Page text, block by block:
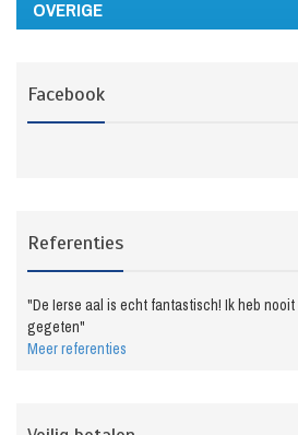
OVERIGE
Facebook
Referenties
"De Ierse aal is echt fantastisch! Ik heb
gegeten"
Meer referenties